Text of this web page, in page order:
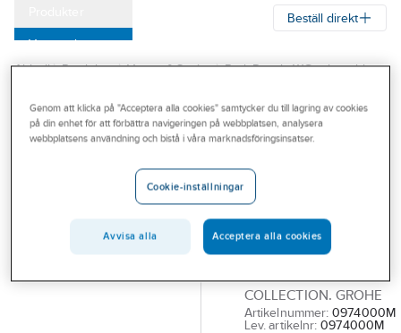
Varumärken
Outlet
Branscher
Beställ direkt
Ahlsell Produkter Värme & Sanitet
Bad, Dusch, WC och möbler
Tillbehör köksblandare 1-grepp
Pipspärr till
köksblandare, a-
collection
PIPSPÄRR 90 GR
COLLECTION. GROHE
Artikelnummer: 0974000M
Lev. artikelnr: 0974000M
Genom att klicka på "Acceptera alla cookies" samtycker du till lagring av cookies
på din enhet för att förbättra navigeringen på webbplatsen, analysera
webbplatsens användning och bistå i våra marknadsföringsinsatser.
Cookie-inställningar
Avvisa alla Acceptera alla cookies